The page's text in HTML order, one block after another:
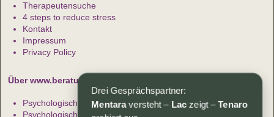
Therapeutensuche
4 steps to reduce stress
Kontakt
Impressum
Privacy Policy
Über www.beratung-therapie.de
Psychologische Beratung
Psychologische Artikel
Drei Gesprächspartner:
Mentaraversteht – Lac zeigt –Tenaro